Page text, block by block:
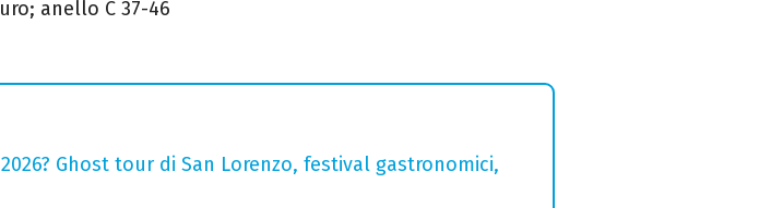
anello C 37-46
Ghost tour di San Lorenzo, festival gastronomici,